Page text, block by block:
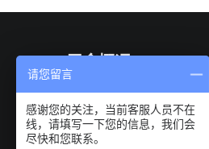
展会简介
组织机构
展会优势
请您留言
感谢您的关注，当前客服人员不在
线，请填写一下您的信息，我们会
尽快和您联系。